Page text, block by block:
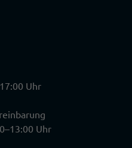
Uhr
Uhr